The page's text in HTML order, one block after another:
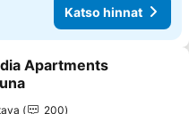
Katso hinnat
suosikkeihin
Apartments
200